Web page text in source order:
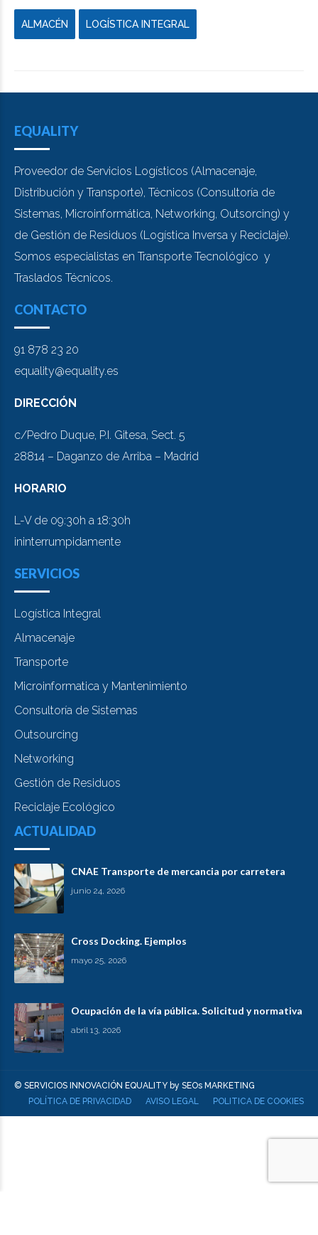
ALMACÉN LOGÍSTICA INTEGRAL
EQUALITY
Proveedor de Servicios Logísticos (Almacenaje,
Distribución y Transporte), Técnicos (Consultoría de
Sistemas, Microinformática, Networking, Outsorcing) y
de Gestión de Residuos (Logística Inversa y Reciclaje).
Somos especialistas en Transporte Tecnológico y
Traslados Técnicos.
CONTACTO
91 878 23 20
equality@equality.es
DIRECCIÓN
c/Pedro Duque, P.I. Gitesa, Sect. 5
28814 – Daganzo de Arriba – Madrid
HORARIO
L-V de 09:30h a 18:30h
ininterrumpidamente
SERVICIOS
Logística Integral
Almacenaje
Transporte
Microinformatica y Mantenimiento
Consultoría de Sistemas
Outsourcing
Networking
Gestión de Residuos
Reciclaje Ecológico
ACTUALIDAD
CNAE Transporte de mercancia por carretera
junio 24, 2026
Cross Docking. Ejemplos
mayo 25, 2026
Ocupación de la vía pública. Solicitud y normativa
abril 13, 2026
© SERVICIOS INNOVACIÓN EQUALITY by SEOs MARKETING
POLÍTICA DE PRIVACIDAD
AVISO LEGAL POLITICA DE COOKIES